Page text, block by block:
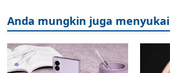
Anda mungkin juga menyukai